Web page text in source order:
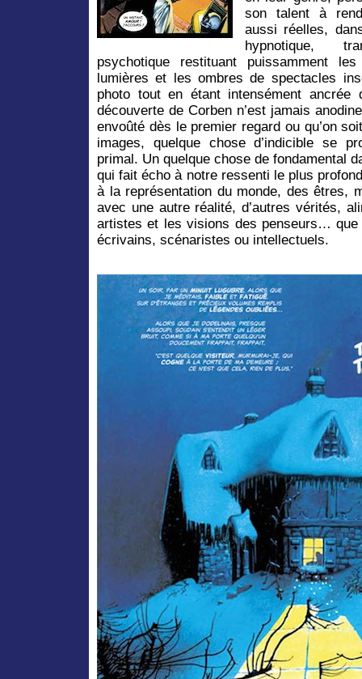
son talent à
aussi réelles,
hypnotique,
psychotique restituant puissamment
lumières et les ombres de spectacles
photo tout en étant intensément ancrée
découverte de Corben n’est jamais
envoûté dès le premier regard ou qu’on
images, quelque chose d’indicible se
primal. Un quelque chose de fondamental
qui fait écho à notre ressenti le plus
à la représentation du monde, des êtres,
avec une autre réalité, d’autres vérités,
artistes et les visions des penseurs… que
écrivains, scénaristes ou intellectuels.